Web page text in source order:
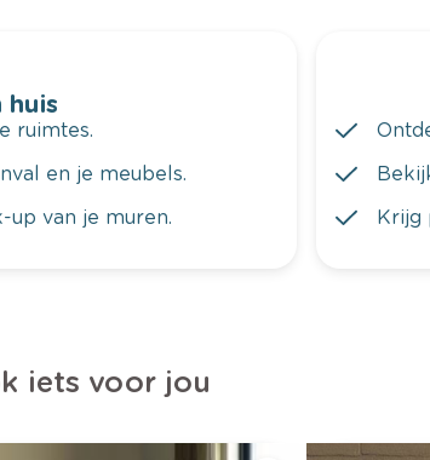
huis
ruimtes.
en je meubels.
up van je muren.
Krijg
iets voor jou